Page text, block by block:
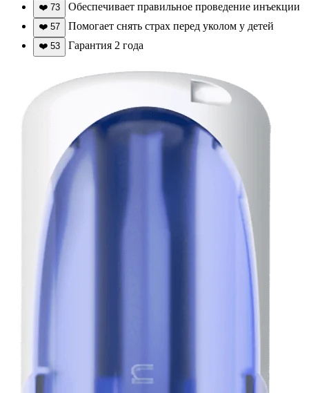
❤️ 73 Обеспечивает правильное проведение инъекции
❤️ 57 Помогает снять страх перед уколом у детей
❤️ 53 Гарантия 2 года